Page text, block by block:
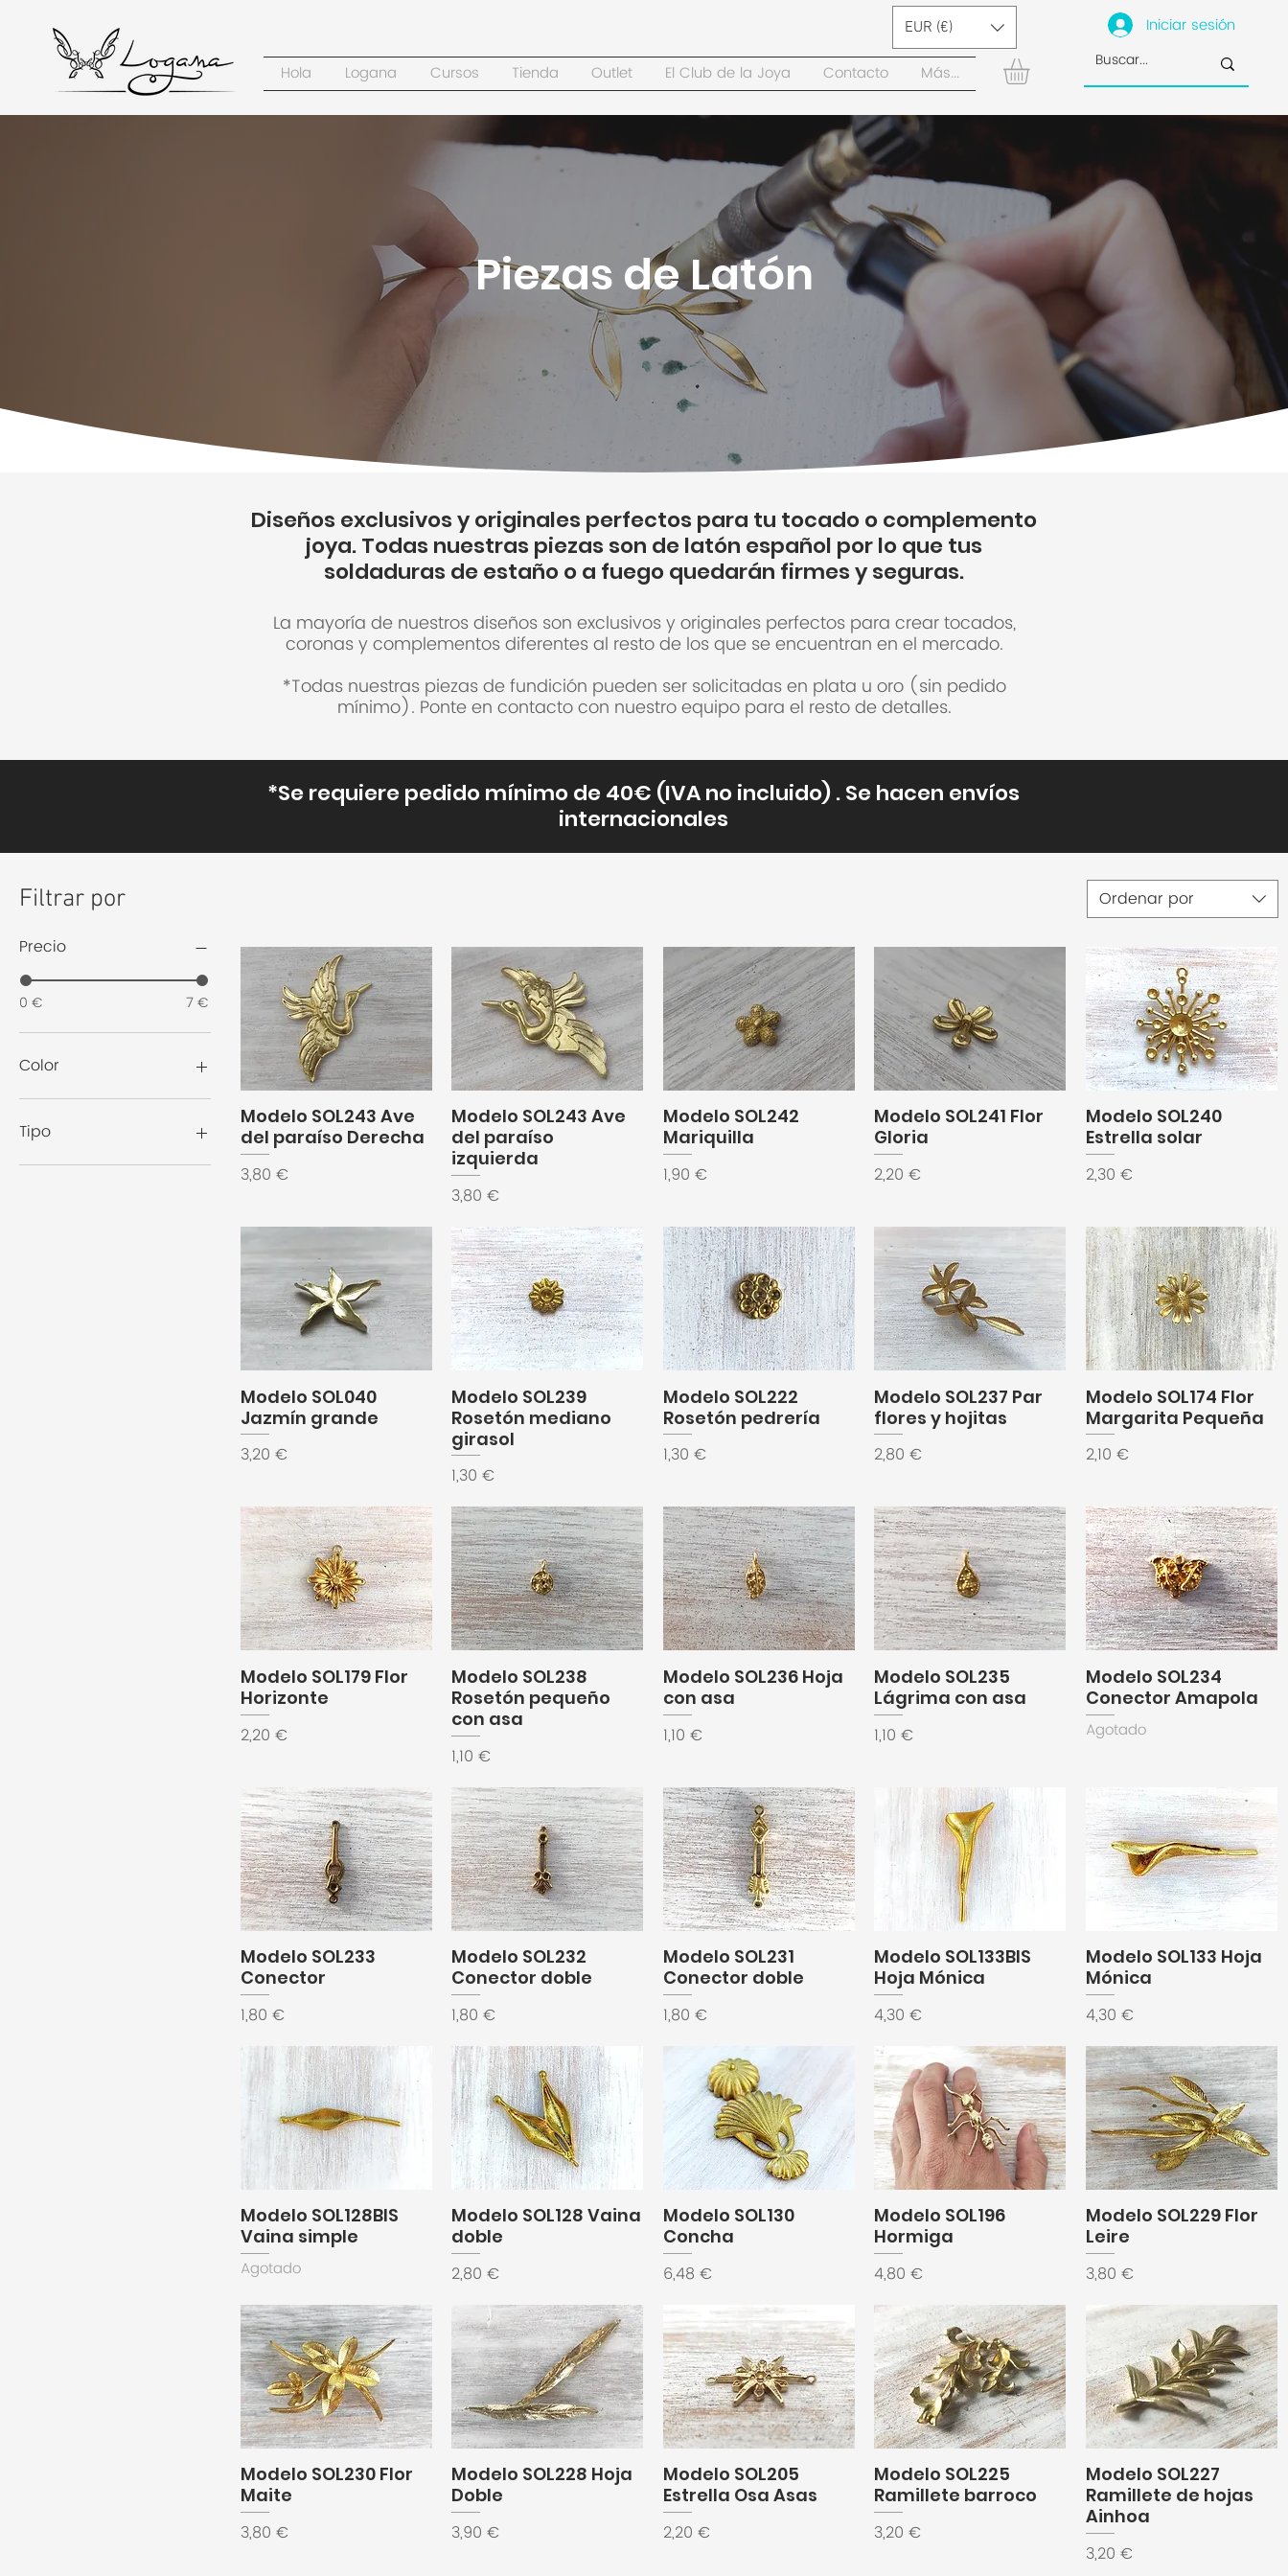
Hola Logana Cursos Tienda Outlet El Club de la Joya Contacto Más...
Iniciar sesión
EUR (€)
Piezas de Latón
Diseños exclusivos y originales perfectos para tu tocado o complemento
joya. Todas nuestras piezas son de latón español por lo que tus
soldaduras de estaño o a fuego quedarán firmes y seguras.
La mayoría de nuestros diseños son exclusivos y originales perfectos para crear tocados,
coronas y complementos diferentes al resto de los que se encuentran en el mercado.
*Todas nuestras piezas de fundición pueden ser solicitadas en plata u oro (sin pedido
mínimo). Ponte en contacto con nuestro equipo para el resto de detalles.
*Se requiere pedido mínimo de 40€ (IVA no incluido) . Se hacen envíos
internacionales
Filtrar por
Precio
0 € 7 €
Color
Tipo
Para Soldar
Ordenar por
Modelo SOL243 Ave
del paraíso Derecha
Precio
3,80 €
Modelo SOL243 Ave
del paraíso
izquierda
Precio
3,80 €
Modelo SOL242
Mariquilla
Precio
1,90 €
Modelo SOL241 Flor
Gloria
Precio
2,20 €
Modelo SOL240
Estrella solar
Precio
2,30 €
Modelo SOL040
Jazmín grande
Precio
3,20 €
Modelo SOL239
Rosetón mediano
girasol
Precio
1,30 €
Modelo SOL222
Rosetón pedrería
Precio
1,30 €
Modelo SOL237 Par
flores y hojitas
Precio
2,80 €
Modelo SOL174 Flor
Margarita Pequeña
Precio
2,10 €
Modelo SOL179 Flor
Horizonte
Precio
2,20 €
Modelo SOL238
Rosetón pequeño
con asa
Precio
1,10 €
Modelo SOL236 Hoja
con asa
Precio
1,10 €
Modelo SOL235
Lágrima con asa
Precio
1,10 €
Modelo SOL234
Conector Amapola
Agotado
Modelo SOL233
Conector
Precio
1,80 €
Modelo SOL232
Conector doble
Precio
1,80 €
Modelo SOL231
Conector doble
Precio
1,80 €
Modelo SOL133BIS
Hoja Mónica
Precio
4,30 €
Modelo SOL133 Hoja
Mónica
Precio
4,30 €
Modelo SOL128BIS
Vaina simple
Agotado
Modelo SOL128 Vaina
doble
Precio
2,80 €
Modelo SOL130
Concha
Precio
6,48 €
Modelo SOL196
Hormiga
Precio
4,80 €
Modelo SOL229 Flor
Leire
Precio
3,80 €
Modelo SOL230 Flor
Maite
Precio
3,80 €
Modelo SOL228 Hoja
Doble
Precio
3,90 €
Modelo SOL205
Estrella Osa Asas
Precio
2,20 €
Modelo SOL225
Ramillete barroco
Precio
3,20 €
Modelo SOL227
Ramillete de hojas
Ainhoa
Precio
3,20 €